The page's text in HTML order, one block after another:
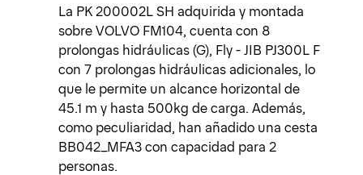
La PK 200002L SH adquirida y montada
sobre VOLVO FM104, cuenta con 8
prolongas hidráulicas (G), Fly - JIB PJ300L F
con 7 prolongas hidráulicas adicionales, lo
que le permite un alcance horizontal de
45.1 m y hasta 500kg de carga. Además,
como peculiaridad, han añadido una cesta
BB042_MFA3 con capacidad para 2
personas.